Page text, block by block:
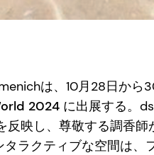
は、10月28日から
2024 に出展する。
映し、尊敬する調香師
タラクティブな空間は、